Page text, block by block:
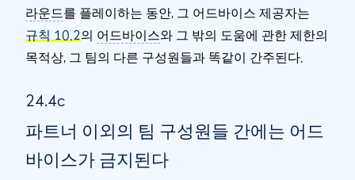
라운드를 플레이하는 동안, 그 어드바이스 제공자는
규칙 10.2의 어드바이스와 그 밖의 도움에 관한 제한의
목적상, 그 팀의 다른 구성원들과 똑같이 간주된다.
24.4c
파트너 이외의 팀 구성원들 간에는 어드
바이스가 금지된다